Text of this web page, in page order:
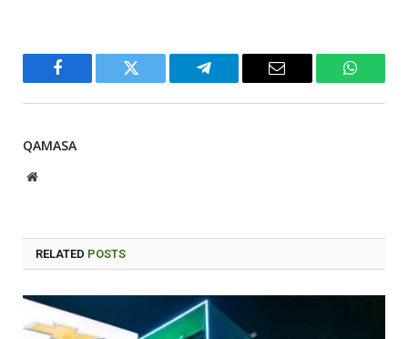
Facebook Twitter Telegram Email
QAMASA
Website
RELATED POSTS